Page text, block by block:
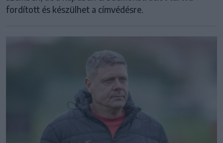
fordított és készülhet a címvédésre.